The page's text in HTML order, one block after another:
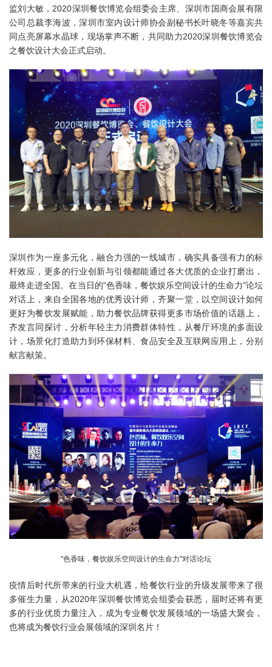
监刘大敏，2020深圳餐饮博览会组委会主席、深圳市国商会展有限
公司总裁李海波，深圳市室内设计师协会副秘书长叶晓冬等嘉宾共
同点亮屏幕水晶球，现场掌声不断，共同助力2020深圳餐饮博览会
之餐饮设计大会正式启动。
深圳作为一座多元化，融合力强的一线城市，确实具备强有力的标
杆效应，更多的行业创新与引领都能通过各大优质的企业打磨出，
最终走进全国。在当日的"色香味，餐饮娱乐空间设计的生命力"论坛
对话上，来自全国各地的优秀设计师，齐聚一堂，以空间设计如何
更好为餐饮发展赋能，助力餐饮品牌获得更多市场价值的话题上，
齐发言同探讨，分析年轻主力消费群体特性，从餐厅环境的多面设
计，场景化打造助力到环保材料、食品安全及互联网应用上，分别
献言献策。
"色香味，餐饮娱乐空间设计的生命力"对话论坛
疫情后时代所带来的行业大机遇，给餐饮行业的升级发展带来了很
多催生力量，从2020年深圳餐饮博览会组委会获悉，届时还将有更
多的行业优质力量注入，成为专业餐饮发展领域的一场盛大聚会，
也将成为餐饮行业会展领域的深圳名片！